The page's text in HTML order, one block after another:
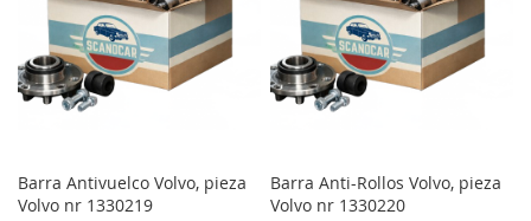
Barra Antivuelco Volvo, pieza
Volvo nr 1330219
Barra Anti-Rollos Volvo, pieza
Volvo nr 1330220